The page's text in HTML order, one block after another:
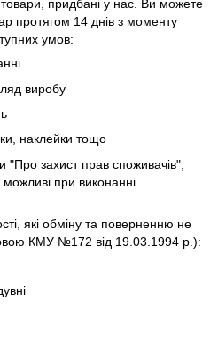
придбані у нас. Ви можете
протягом 14 днів з моменту
умов:
виробу
наклейки тощо
"Про захист прав споживачів",
при виконанні
які обміну та поверненню не
КМУ №172 від 19.03.1994 р.):